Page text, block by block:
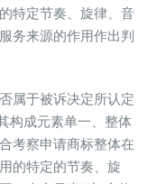
特定节奏、旋律、音
务来源的作用作出判
属于被诉决定所认定
构成元素单一、整体
考察申请商标整体在
的特定的节奏、旋